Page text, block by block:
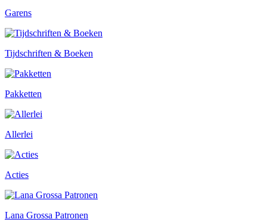
Garens
Tijdschriften & Boeken
Pakketten
Allerlei
Acties
Lana Grossa Patronen